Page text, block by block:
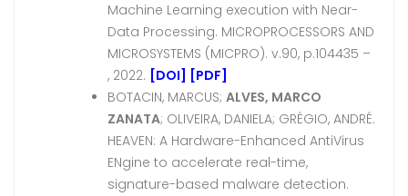
Machine Learning execution with Near-
Data Processing. MICROPROCESSORS AND
MICROSYSTEMS (MICPRO). v.90, p.104435 –
, 2022. [DOI] [PDF]
BOTACIN, MARCUS; ALVES, MARCO
ZANATA; OLIVEIRA, DANIELA; GRÉGIO, ANDRÉ.
HEAVEN: A Hardware-Enhanced AntiVirus
ENgine to accelerate real-time,
signature-based malware detection.